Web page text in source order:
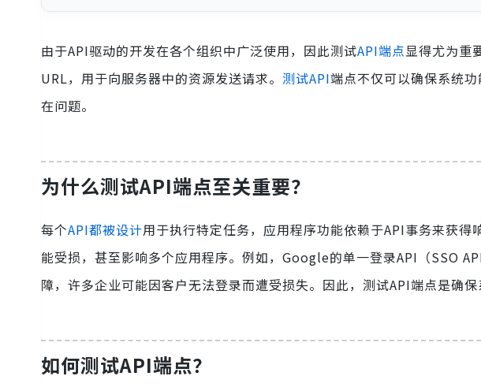
由于API驱动的开发在各个组织中广泛使用，因此测试API端点显得尤为重
URL，用于向服务器中的资源发送请求。 测试API端点不仅可以确保系统
在问题。
为什么测试API端点至关重要？
每个API都被设计用于执行特定任务，应用程序功能依赖于API事务来获
能受损，甚至影响多个应用程序。例如，Google的单一登录API（SSO
障，许多企业可能因客户无法登录而遭受损失。因此，测试API端点是确保
如何测试API端点？